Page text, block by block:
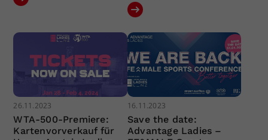
26.11.2023
WTA-500-Premiere:
Kartenvorverkauf für
16.11.2023
Save the date:
Advantage Ladies –